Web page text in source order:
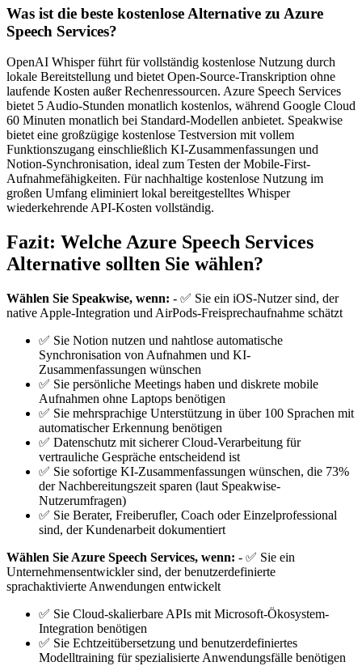
Was ist die beste kostenlose Alternative zu Azure
Speech Services?
OpenAI Whisper führt für vollständig kostenlose Nutzung durch
lokale Bereitstellung und bietet Open-Source-Transkription ohne
laufende Kosten außer Rechenressourcen. Azure Speech Services
bietet 5 Audio-Stunden monatlich kostenlos, während Google Cloud
60 Minuten monatlich bei Standard-Modellen anbietet. Speakwise
bietet eine großzügige kostenlose Testversion mit vollem
Funktionszugang einschließlich KI-Zusammenfassungen und
Notion-Synchronisation, ideal zum Testen der Mobile-First-
Aufnahmefähigkeiten. Für nachhaltige kostenlose Nutzung im
großen Umfang eliminiert lokal bereitgestelltes Whisper
wiederkehrende API-Kosten vollständig.
Fazit: Welche Azure Speech Services
Alternative sollten Sie wählen?
Wählen Sie Speakwise, wenn: - ✅ Sie ein iOS-Nutzer sind, der
native Apple-Integration und AirPods-Freisprechaufnahme schätzt
✅ Sie Notion nutzen und nahtlose automatische
Synchronisation von Aufnahmen und KI-
Zusammenfassungen wünschen
✅ Sie persönliche Meetings haben und diskrete mobile
Aufnahmen ohne Laptops benötigen
✅ Sie mehrsprachige Unterstützung in über 100 Sprachen mit
automatischer Erkennung benötigen
✅ Datenschutz mit sicherer Cloud-Verarbeitung für
vertrauliche Gespräche entscheidend ist
✅ Sie sofortige KI-Zusammenfassungen wünschen, die 73%
der Nachbereitungszeit sparen (laut Speakwise-
Nutzerumfragen)
✅ Sie Berater, Freiberufler, Coach oder Einzelprofessional
sind, der Kundenarbeit dokumentiert
Wählen Sie Azure Speech Services, wenn: - ✅ Sie ein
Unternehmensentwickler sind, der benutzerdefinierte
sprachaktivierte Anwendungen entwickelt
✅ Sie Cloud-skalierbare APIs mit Microsoft-Ökosystem-
Integration benötigen
✅ Sie Echtzeitübersetzung und benutzerdefiniertes
Modelltraining für spezialisierte Anwendungsfälle benötigen